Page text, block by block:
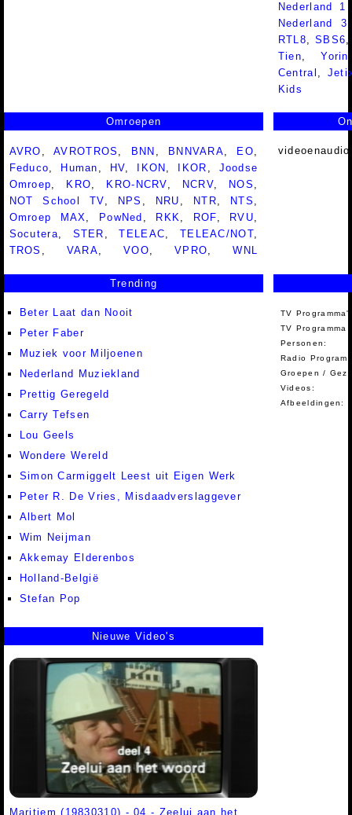
Nederland
Nederland
RTL8 ,SBS6
Tien ,Yorin
Central
Kids
Omroepen
AVRO ,AVROTROS , BNN , BNNVARA, EO,
Feduco, Human , HV, IKON , IKOR , Joodse
Omroep, KRO, KRO-NCRV, NCRV, NOS ,
NOT School TV, NPS , NRU , NTR, NTS ,
Omroep MAX, PowNed , RKK, ROF, RVU,
Socutera, STER ,TELEAC, TELEAC/NOT,
TROS , VARA,VOO,VPRO,WNL
Trending
Beter Laat dan Nooit
Peter Faber
Muziek voor Miljoenen
Nederland Muziekland
Prettig Geregeld
Carry Tefsen
Lou Geels
Wondere Wereld
Simon Carmiggelt Leest uit Eigen Werk
Peter R. De Vries, Misdaadverslaggever
Albert Mol
Wim Neijman
Akkemay Elderenbos
Holland-België
Stefan Pop
TV
TV Programma
Personen:
Radio
Groepen /
Videos:
Afbeeldingen:
Nieuwe Video's
Maritiem (19830310) - 04 - Zeelui aan het